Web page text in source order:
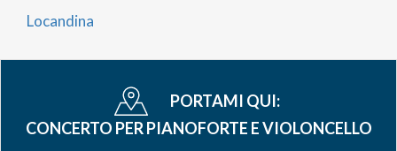
Locandina
PORTAMI QUI:
CONCERTO PER PIANOFORTE E VIOLONCELLO